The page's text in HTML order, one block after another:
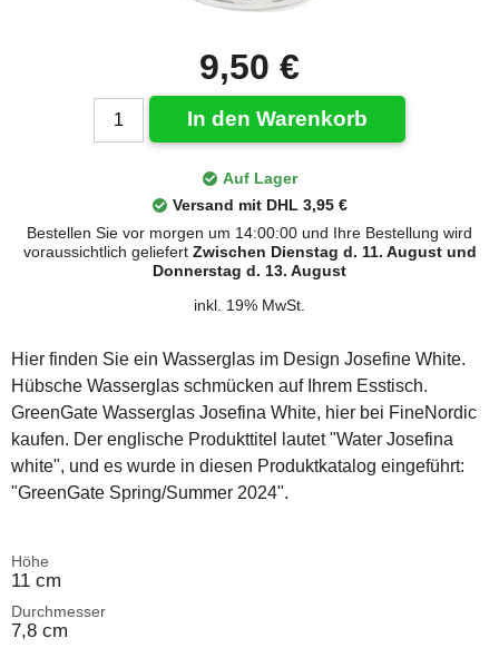
9,50 €
In den Warenkorb
Auf Lager
Versand mit DHL 3,95 €
Bestellen Sie vor morgen um 14:00:00 und Ihre Bestellung wird
voraussichtlich geliefert Zwischen Dienstag d. 11. August und
Donnerstag d. 13. August
inkl. 19% MwSt.
Hier finden Sie ein Wasserglas im Design Josefine White.
Hübsche Wasserglas schmücken auf Ihrem Esstisch.
GreenGate Wasserglas Josefina White, hier bei FineNordic
kaufen. Der englische Produkttitel lautet "Water Josefina
white", und es wurde in diesen Produktkatalog eingeführt:
"GreenGate Spring/Summer 2024".
Höhe
11 cm
Durchmesser
7,8 cm